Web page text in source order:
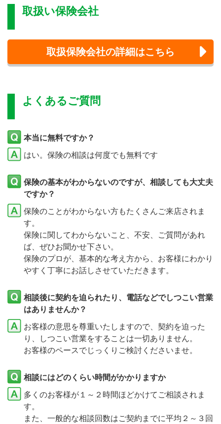
取扱い保険会社
取扱保険会社の詳細はこちら
よくあるご質問
本当に無料ですか？
はい。保険の相談は何度でも無料です
保険の基本がわからないのですが、相談しても大丈夫
ですか？
保険のことがわからない方もたくさんご来店されま
す。
保険に関してわからないこと、不安、ご質問があれ
ば、ぜひお聞かせ下さい。
保険のプロが、基本的な考え方から、お客様にわかり
やすく丁寧にお話しさせていただきます。
相談後に契約を迫られたり、電話などでしつこい営業
はありませんか？
お客様の意思を尊重いたしますので、契約を迫った
り、しつこい営業をすることは一切ありません。
お客様のペースでじっくりご検討くださいませ。
相談にはどのくらい時間がかかりますか
多くのお客様が１～２時間ほどかけてご相談されま
す。
また、一般的な相談回数はご契約までに平均２～３回